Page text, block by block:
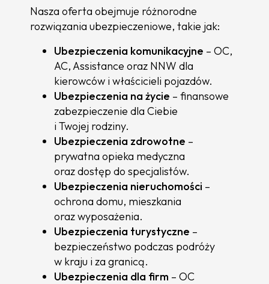
Nasza oferta obejmuje różnorodne
rozwiązania ubezpieczeniowe, takie jak:
Ubezpieczenia komunikacyjne – OC,
AC, Assistance oraz NNW dla
kierowców i właścicieli pojazdów.
Ubezpieczenia na życie – finansowe
zabezpieczenie dla Ciebie
i Twojej rodziny.
Ubezpieczenia zdrowotne –
prywatna opieka medyczna
oraz dostęp do specjalistów.
Ubezpieczenia nieruchomości –
ochrona domu, mieszkania
oraz wyposażenia.
Ubezpieczenia turystyczne –
bezpieczeństwo podczas podróży
w kraju i za granicą.
Ubezpieczenia dla firm – OC